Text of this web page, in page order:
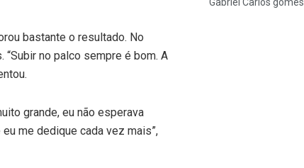
bastante o resultado. No
no palco sempre é bom. A
grande, eu não esperava
me dedique cada vez mais”,
Gabriel Carlos gomes